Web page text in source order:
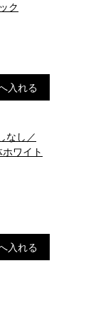
ク
入れる
なし／
ワイト
入れる